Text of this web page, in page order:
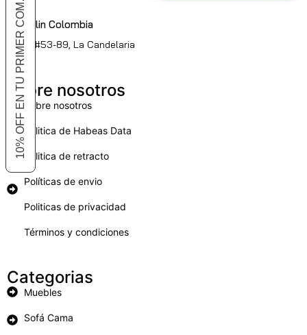
Medellin Colombia
Cl. 51 #53-89, La Candelaria
Sobre nosotros
Sobre nosotros
Politica de Habeas Data
Politica de retracto
Políticas de envio
Politicas de privacidad
Términos y condiciones
Categorias
Muebles
Sofá Cama
10% OFF EN TU PRIMER COMPRA